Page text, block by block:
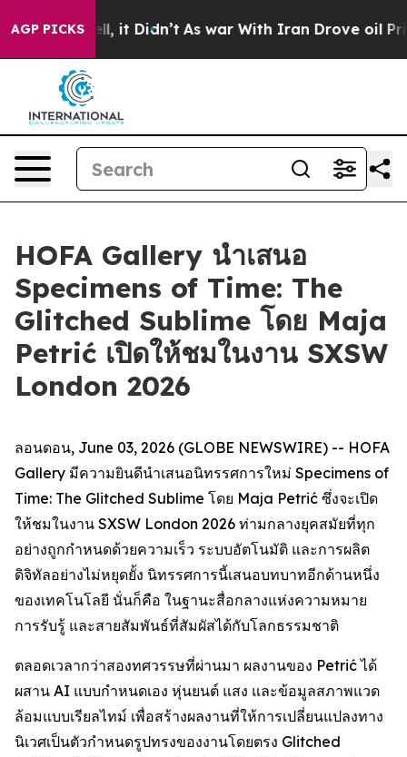
AGP PICKS
40%. Well, it Didn’t As war With Iran Drove oil
HOFA Gallery นำเสนอ
Specimens of Time: The
Glitched Sublime โดย Maja
Petrić เปิดให้ชมในงาน SXSW
London 2026
ลอนดอน, June 03, 2026 (GLOBE NEWSWIRE) -- HOFA
Gallery มีความยินดีนำเสนอนิทรรศการใหม่ Specimens of
Time: The Glitched Sublime โดย Maja Petrić ซึ่งจะเปิด
ให้ชมในงาน SXSW London 2026 ท่ามกลางยุคสมัยที่ทุก
อย่างถูกกำหนดด้วยความเร็ว ระบบอัตโนมัติ และการผลิต
ดิจิทัลอย่างไม่หยุดยั้ง นิทรรศการนี้เสนอบทบาทอีกด้านหนึ่ง
ของเทคโนโลยี นั่นก็คือ ในฐานะสื่อกลางแห่งความหมาย
การรับรู้ และสายสัมพันธ์ที่สัมผัสได้กับโลกธรรมชาติ
ตลอดเวลากว่าสองทศวรรษที่ผ่านมา ผลงานของ Petrić ได้
ผสาน AI แบบกำหนดเอง หุ่นยนต์ แสง และข้อมูลสภาพแวด
ล้อมแบบเรียลไทม์ เพื่อสร้างผลงานที่ให้การเปลี่ยนแปลงทาง
นิเวศเป็นตัวกำหนดรูปทรงของงานโดยตรง Glitched